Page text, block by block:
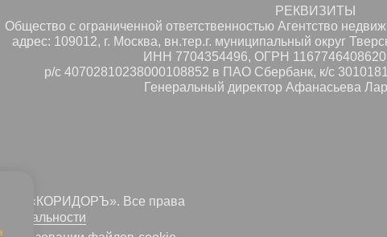
РЕКВИЗИТЫ
Общество с ограниченной ответственностью Агентство
адрес: 109012, г. Москва, вн.тер.г. муниципальный округ
ИНН 7704354496, ОГРН
р/с 40702810238000108852 в ПАО Сбербанк, к/с
Генеральный директор Афанасьева
АН «КОРИДОРЪ». Все права